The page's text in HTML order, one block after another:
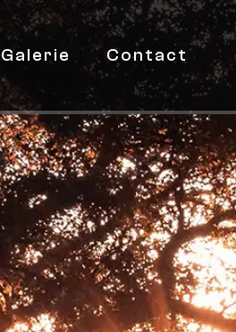
Galerie Contact